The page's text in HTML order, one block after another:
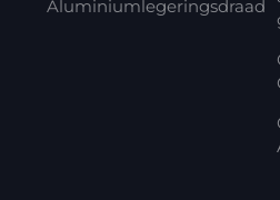
Aluminiumlegeringsdraad